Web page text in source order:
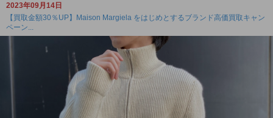
2023年09月14日
【買取金額30％UP】Maison Margiela をはじめとするブランド高価買取キャン
ペーン...